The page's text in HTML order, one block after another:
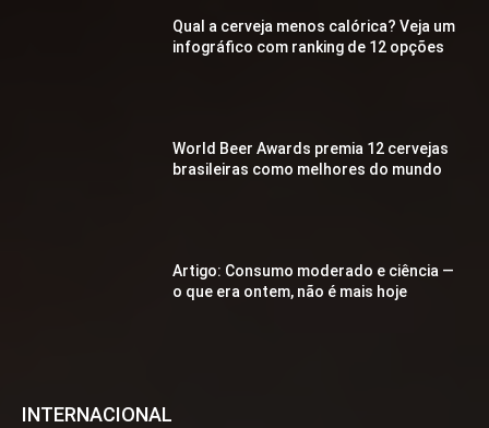
Qual a cerveja menos calórica? Veja um
infográfico com ranking de 12 opções
World Beer Awards premia 12 cervejas
brasileiras como melhores do mundo
Artigo: Consumo moderado e ciência —
o que era ontem, não é mais hoje
INTERNACIONAL